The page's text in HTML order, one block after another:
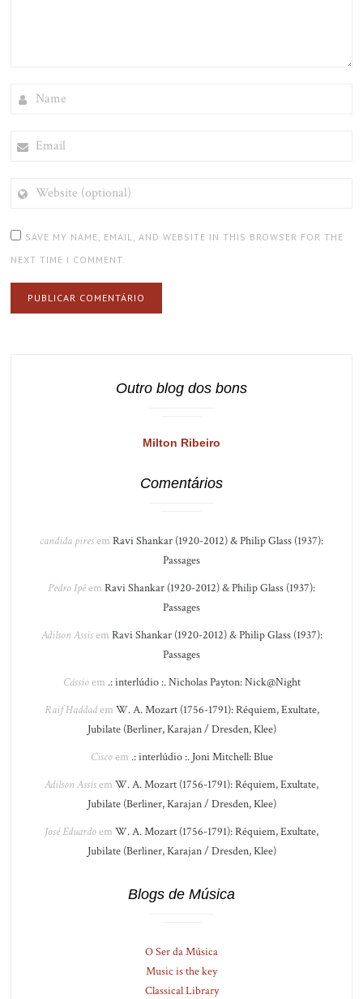
(OPTIONAL)
SAVE MY NAME, EMAIL, AND WEBSITE IN THIS BROWSER FOR THE
NEXT TIME I COMMENT.
Outro blog dos bons
Milton Ribeiro
Comentários
candida piresem Ravi Shankar (1920-2012) & Philip Glass (1937):
Passages
Pedro Ipêem Ravi Shankar (1920-2012) & Philip Glass (1937):
Passages
Adilson Assisem Ravi Shankar (1920-2012) & Philip Glass (1937):
Passages
Cássioem .: interlúdio :. Nicholas Payton: Nick@Night
Raif Haddadem W. A. Mozart (1756-1791): Réquiem, Exultate,
Jubilate (Berliner, Karajan / Dresden, Klee)
Ciscoem .: interlúdio :. Joni Mitchell: Blue
Adilson Assisem W. A. Mozart (1756-1791): Réquiem, Exultate,
Jubilate (Berliner, Karajan / Dresden, Klee)
José Eduardoem W. A. Mozart (1756-1791): Réquiem, Exultate,
Jubilate (Berliner, Karajan / Dresden, Klee)
Blogs de Música
O Ser da Música
Music is the key
Classical Library